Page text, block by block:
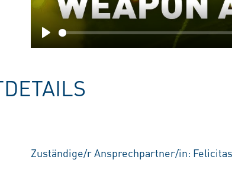
Play
Zuständige/r Ansprechpartner/in: